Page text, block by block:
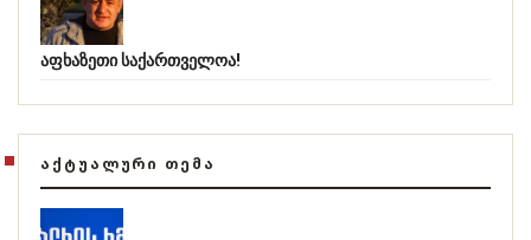
აფხაზეთი საქართველოა!
ᲐᲥᲢᲣᲐᲚᲣᲠᲘ ᲗᲔᲛᲐ